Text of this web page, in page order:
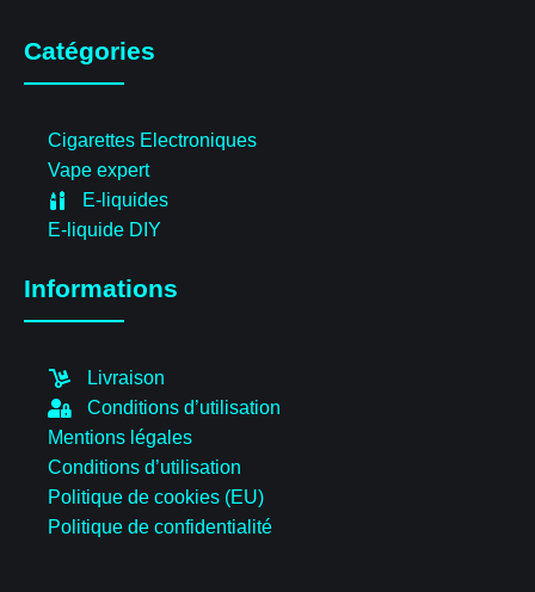
Catégories
Cigarettes Electroniques
Vape expert
E-liquides
E-liquide DIY
Informations
Livraison
Conditions d’utilisation
Mentions légales
Conditions d’utilisation
Politique de cookies (EU)
Politique de confidentialité